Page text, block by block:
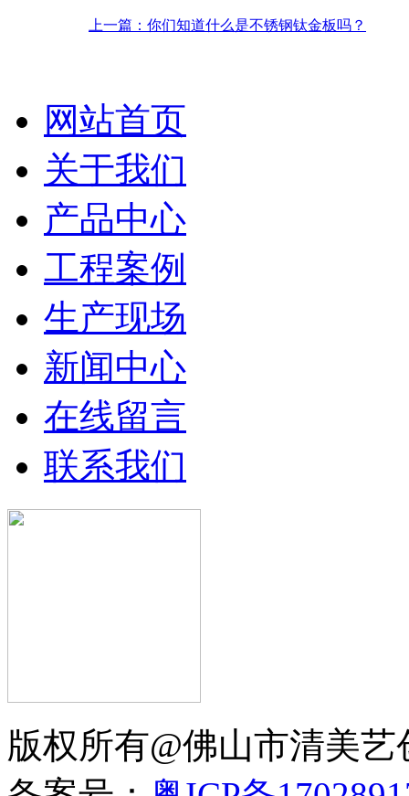
上一篇：你们知道什么是不锈钢钛金板吗？
网站首页
关于我们
产品中心
工程案例
生产现场
新闻中心
在线留言
联系我们
版权所有@佛山市清美